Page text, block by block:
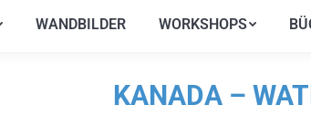
WANDBILDER WORKSHOPS
KANADA –
WANDBILDER WORKSHOPS